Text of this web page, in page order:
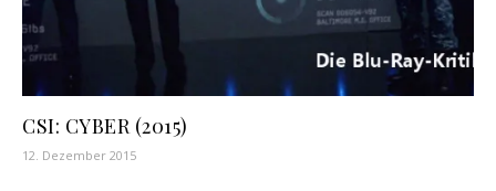
CSI: CYBER (2015)
12. Dezember 2015